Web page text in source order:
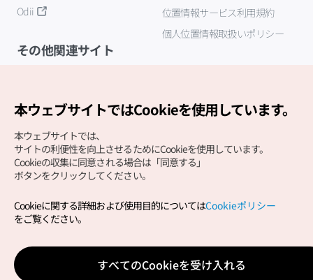
Odii
位置情報サービス利用規約
個人位置情報取扱いポリシー
その他関連サイト
Copyright (c) Korea Tourism Organization All Rights
サイトエラー報告公式メール
japanese@knto.or.kr
本ウェブサイトではCookieを使用しています。
本ウェブサイトでは、
サイトの利便性を向上させるためにCookieを使用しています。
Cookieの収集に同意される場合は「同意する」
ボタンをクリックしてください。
Cookieに関する詳細および使用目的についてはCookieポリシー
をご覧ください。
すべてのCookieを受け入れる